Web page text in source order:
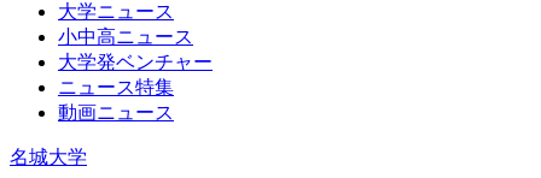
大学ニュース
小中高ニュース
大学発ベンチャー
ニュース特集
動画ニュース
名城大学